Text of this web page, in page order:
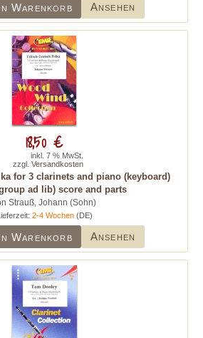
Warenkorb Ansehen
for 3 clarinets and piano (keyboard)
ad lib) score and parts
Strauß, Johann (Sohn)
2-4 Wochen(DE)
Warenkorb Ansehen
18,50 €
inkl. 7 % MwSt.
zzgl. Versandkosten